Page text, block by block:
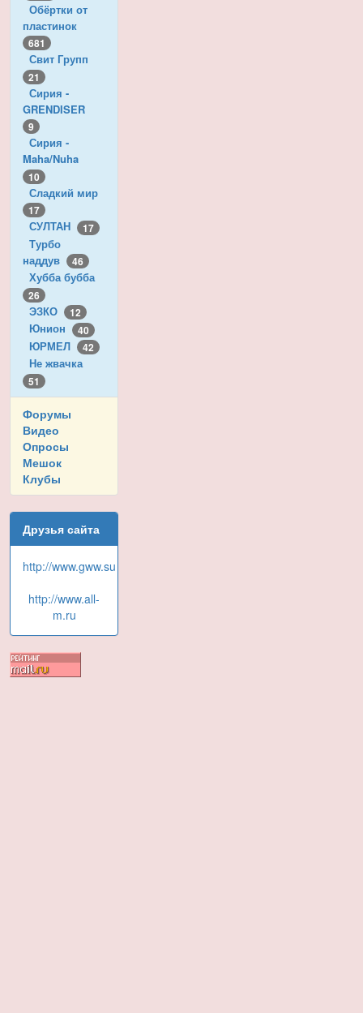
Обёртки от
пластинок
681
Свит Групп
21
Сирия -
GRENDISER
9
Сирия -
Maha/Nuha
10
Сладкий мир
17
СУЛТАН 17
Турбо
наддув
46
Хубба бубба
26
ЭЗКО 12
Юнион 40
ЮРМЕЛ 42
Не жвачка
51
Форумы
Видео
Опросы
Мешок
Клубы
Друзья сайта
http://www.gww.su
http://www.all-
m.ru